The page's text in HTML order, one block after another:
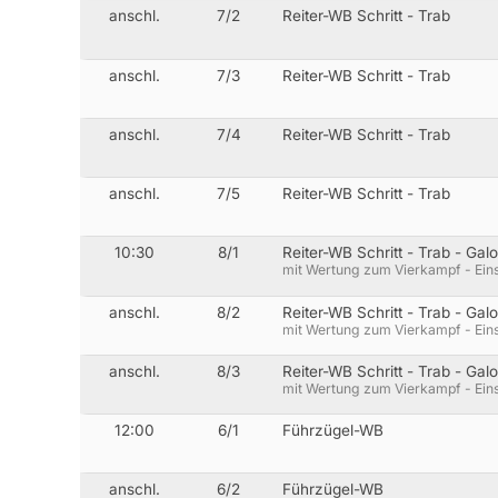
anschl. 7/2 Reiter-WB Schritt - Trab
anschl. 7/3 Reiter-WB Schritt - Trab
anschl. 7/4 Reiter-WB Schritt - Trab
anschl. 7/5 Reiter-WB Schritt - Trab
10:30 8/1 Reiter-WB Schritt - Trab -
mit Wertung zum Vierkampf -
anschl. 8/2 Reiter-WB Schritt - Trab -
mit Wertung zum Vierkampf -
anschl. 8/3 Reiter-WB Schritt - Trab -
mit Wertung zum Vierkampf -
12:00 6/1 Führzügel-WB
anschl. 6/2 Führzügel-WB